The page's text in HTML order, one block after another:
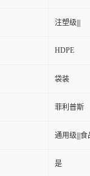
注塑级|||
HDPE
袋装
菲利普斯
通用级|||食
是